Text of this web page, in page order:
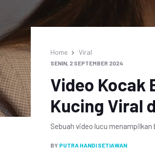
Home Viral
SENIN, 2 SEPTEMBER 2024
Video Kocak
Kucing Viral
Sebuah video lucu
BY PUTRA HANDI SETIAWAN